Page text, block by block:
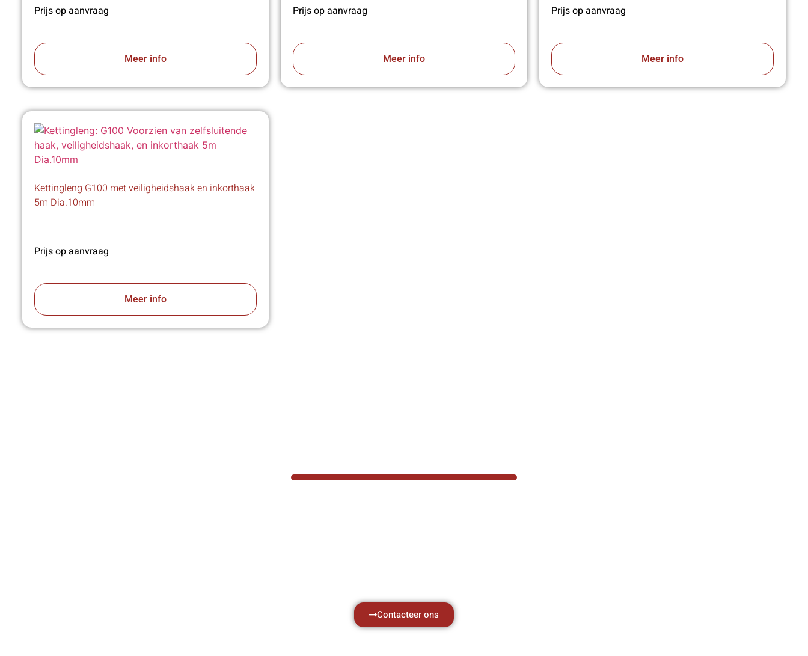
Prijs op aanvraag
Meer info
Prijs op aanvraag
Meer info
Prijs op aanvraag
Meer info
Kettingleng G100 met veiligheidshaak en inkorthaak
5m Dia.10mm
Prijs op aanvraag
Meer info
Contacteer ons